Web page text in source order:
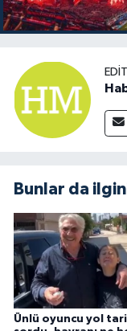
Bunlar da
Ünlü oyuncu yol